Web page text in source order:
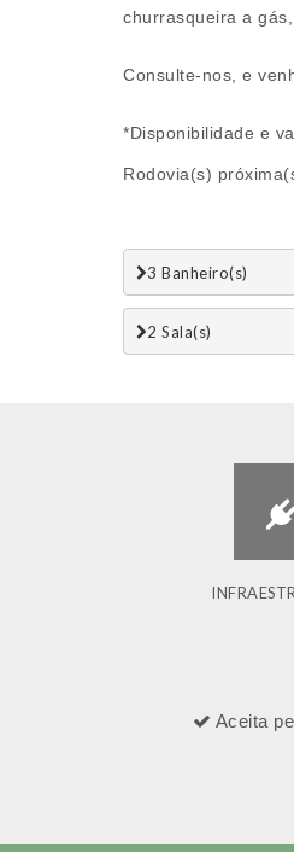
churrasqueira a
Consulte-nos, e
*Disponibilidade e
Rodovia(s)
3 Banheiro(s)
2 Sala(s)
Aceita